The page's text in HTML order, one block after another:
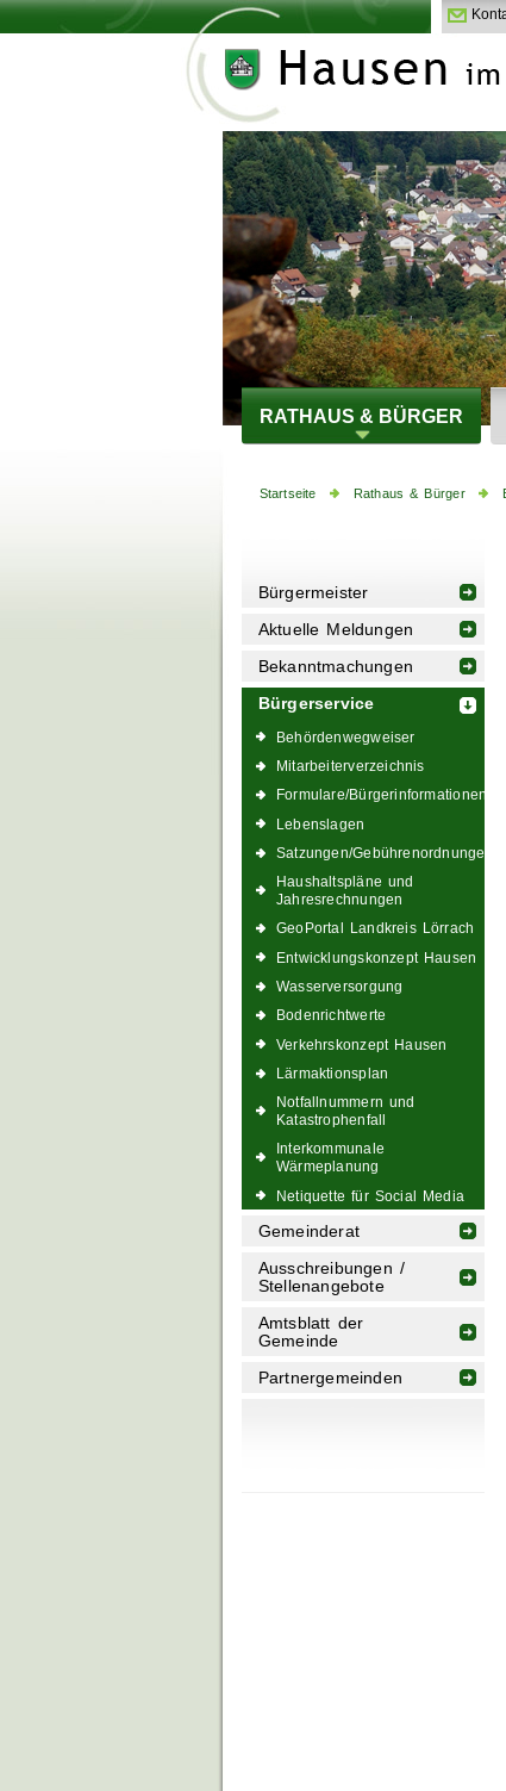
RATHAUS & BÜRGER
Startseite Rathaus & Bürger
Bürgermeister
Aktuelle Meldungen
Bekanntmachungen
Bürgerservice
Behördenwegweiser
Mitarbeiterverzeichnis
Formulare/Bürgerinformationen
Lebenslagen
Satzungen/Gebührenordnungen
Haushaltspläne und
Jahresrechnungen
GeoPortal Landkreis Lörrach
Entwicklungskonzept Hausen
Wasserversorgung
Bodenrichtwerte
Verkehrskonzept Hausen
Lärmaktionsplan
Notfallnummern und
Katastrophenfall
Interkommunale
Wärmeplanung
Netiquette für Social Media
Gemeinderat
Ausschreibungen /
Stellenangebote
Amtsblatt der
Gemeinde
Partnergemeinden